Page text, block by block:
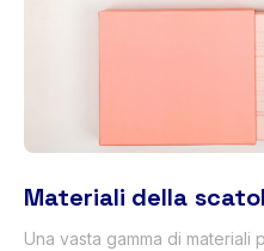
Materiali della
Una vasta gamma di materiali